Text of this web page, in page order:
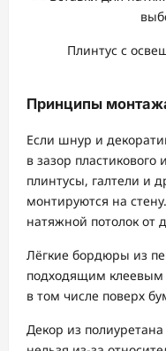
Плинтус с
Принципы
Если шнур и
в зазор
плинтусы, галтели и
монтируются на
натяжной потолок от
Лёгкие бордюры из
подходящим клеевым
в том числе поверх
Декор из